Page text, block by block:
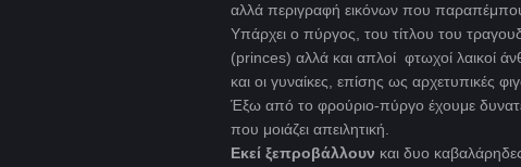
αλλά περιγραφή εικόνων που
Υπάρχει ο πύργος, του τίτλου του
(princes) αλλά και απλοί φτωχοί λαικοί
και οι γυναίκες, επίσης ως αρχετυπικές
Έξω από το φρούριο-πύργο έχουμε
που μοιάζει απειλητική.
Εκεί ξεπροβάλλουν και δυο